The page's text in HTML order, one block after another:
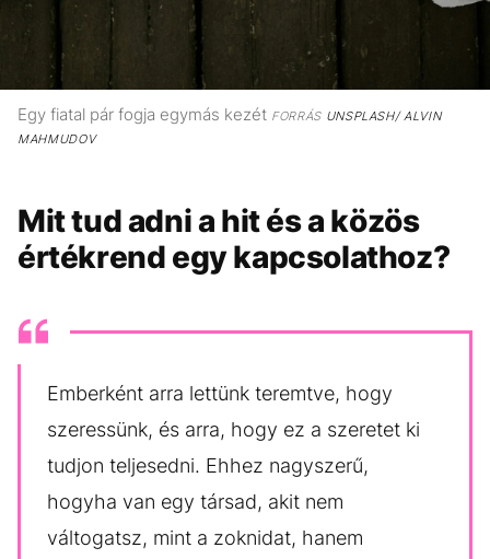
Egy fiatal pár fogja egymás kezét FORRÁSUNSPLASH/ ALVIN
MAHMUDOV
Mit tud adni a hit és a közös
értékrend egy kapcsolathoz?
Emberként arra lettünk teremtve, hogy
szeressünk, és arra, hogy ez a szeretet ki
tudjon teljesedni. Ehhez nagyszerű,
hogyha van egy társad, akit nem
váltogatsz, mint a zoknidat, hanem